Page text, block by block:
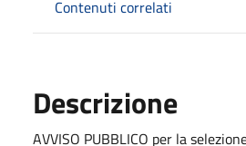
Contenuti correlati
Descrizione
AVVISO PUBBLICO per la